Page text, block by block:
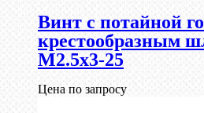
Винт с потайной
крестообразным
М2.5х3-25
Цена по запросу